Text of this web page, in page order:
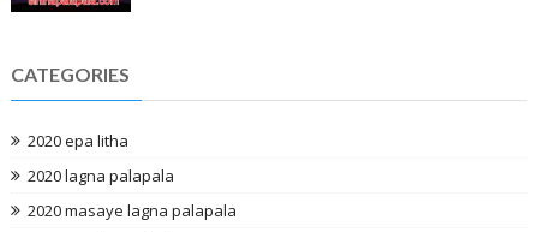
CATEGORIES
2020 epa litha
2020 lagna palapala
2020 masaye lagna palapala